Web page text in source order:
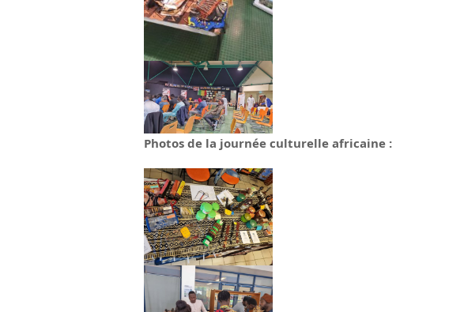
Photos de la journée culturelle africaine :